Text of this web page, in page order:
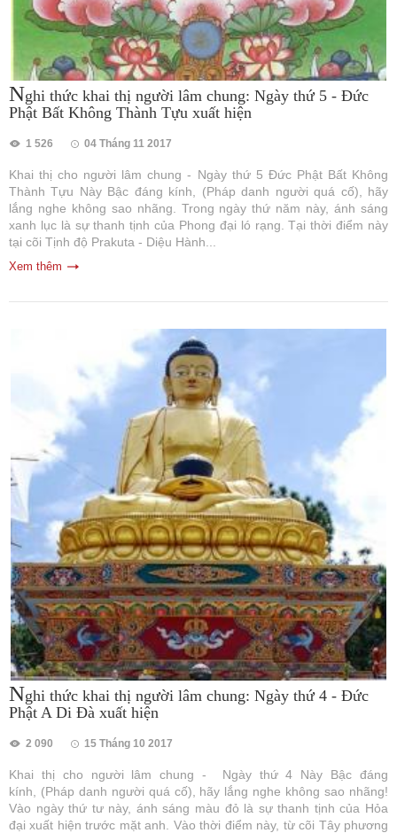
Nghi thức khai thị người lâm chung: Ngày thứ 5 - Đức
Phật Bất Không Thành Tựu xuất hiện
1 526 04 Tháng 11 2017
Khai thị cho người lâm chung - Ngày thứ 5 Đức Phật Bất Không
Thành Tựu Này Bậc đáng kính, (Pháp danh người quá cố), hãy
lắng nghe không sao nhãng. Trong ngày thứ năm này, ánh sáng
xanh lục là sự thanh tịnh của Phong đại ló rạng. Tại thời điểm này
tại cõi Tịnh độ Prakuta - Diệu Hành...
Xem thêm
Nghi thức khai thị người lâm chung: Ngày thứ 4 - Đức
Phật A Di Đà xuất hiện
2 090 15 Tháng 10 2017
Khai thị cho người lâm chung - Ngày thứ 4 Này Bậc đáng
kính, (Pháp danh người quá cố), hãy lắng nghe không sao nhãng!
Vào ngày thứ tư này, ánh sáng màu đỏ là sự thanh tịnh của Hỏa
đại xuất hiện trước mặt anh. Vào thời điểm này, từ cõi Tây phương